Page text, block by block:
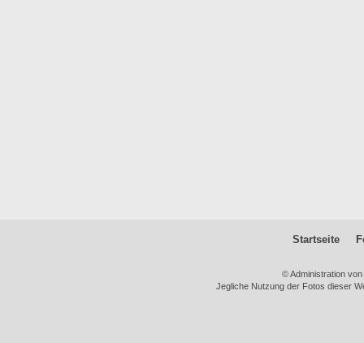
Startseite
© Administration
Jegliche Nutzung der Fotos dieser